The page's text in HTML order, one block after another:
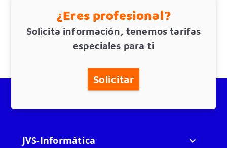
¿Eres profesional?
Solicita información, tenemos tarifas
especiales para ti
Solicitar
JVS-Informática 